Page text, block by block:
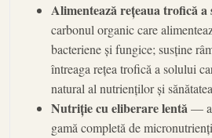
Alimentează rețeaua trofică a
carbonul organic care
bacteriene și fungice; susține
întreaga rețea trofică a solului
natural al nutrienților și
Nutriție cu eliberare lentă—
gamă completă de